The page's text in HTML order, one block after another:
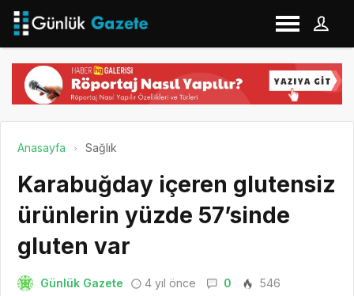
Anasayfa Sağlık
Karabuğday içeren glutensiz
ürünlerin yüzde 57’sinde
gluten var
Günlük Gazete 4 yıl önce 0
546